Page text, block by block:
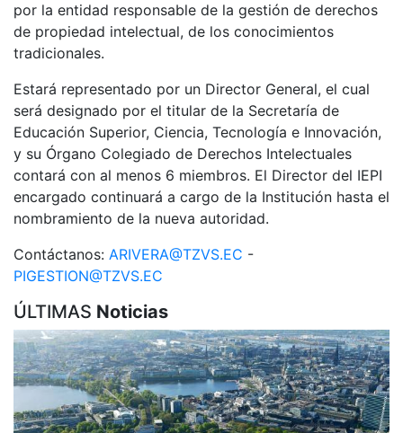
por la entidad responsable de la gestión de derechos
de propiedad intelectual, de los conocimientos
tradicionales.
Estará representado por un Director General, el cual
será designado por el titular de la Secretaría de
Educación Superior, Ciencia, Tecnología e Innovación,
y su Órgano Colegiado de Derechos Intelectuales
contará con al menos 6 miembros. El Director del IEPI
encargado continuará a cargo de la Institución hasta el
nombramiento de la nueva autoridad.
Contáctanos: ARIVERA@TZVS.EC -
PIGESTION@TZVS.EC
ÚLTIMAS Noticias